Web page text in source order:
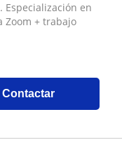
Especialización en
Zoom + trabajo
Contactar